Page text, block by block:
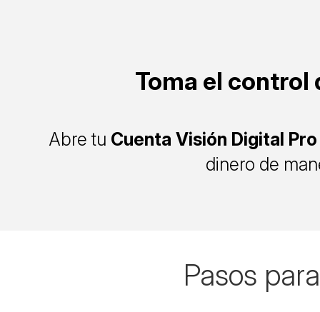
Toma el control
Abre tu Cuenta Visión Digital Pro
dinero de
Pasos